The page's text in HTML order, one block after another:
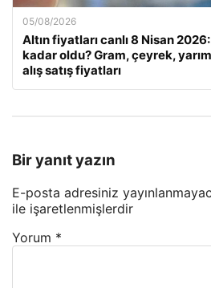
05/08/2026
Altın fiyatları canlı 8 Nisan
kadar oldu? Gram, çeyrek,
alış satış fiyatları
Bir yanıt yazın
E-posta adresiniz
ile işaretlenmişlerdir
Yorum *